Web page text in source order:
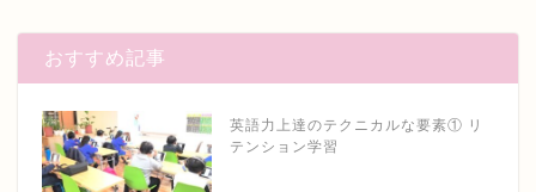
おすすめ記事
英語力上達のテクニカルな要素① リ
テンション学習